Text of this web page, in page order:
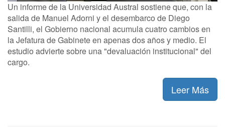
Un informe de la Universidad Austral sostiene que, con la
salida de Manuel Adorni y el desembarco de Diego
Santilli, el Gobierno nacional acumula cuatro cambios en
la Jefatura de Gabinete en apenas dos años y medio. El
estudio advierte sobre una "devaluación institucional" del
cargo.
Leer Más